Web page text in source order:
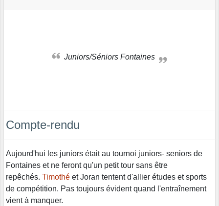
Juniors/Séniors Fontaines
Compte-rendu
Aujourd'hui les juniors était au tournoi juniors- seniors de
Fontaines et ne feront qu'un petit tour sans être
repêchés. Timothé et Joran tentent d'allier études et sports
de compétition. Pas toujours évident quand l'entraînement
vient à manquer.